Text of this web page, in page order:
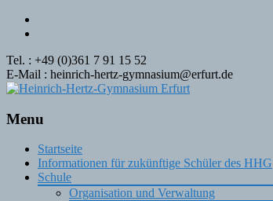
Tel. : +49 (0)361 7 91 15 52
E-Mail : heinrich-hertz-gymnasium@erfurt.de
Menu
Skip
content
Startseite
Informationen für zukünftige Schüler des HHG
Schule
Organisation und Verwaltung